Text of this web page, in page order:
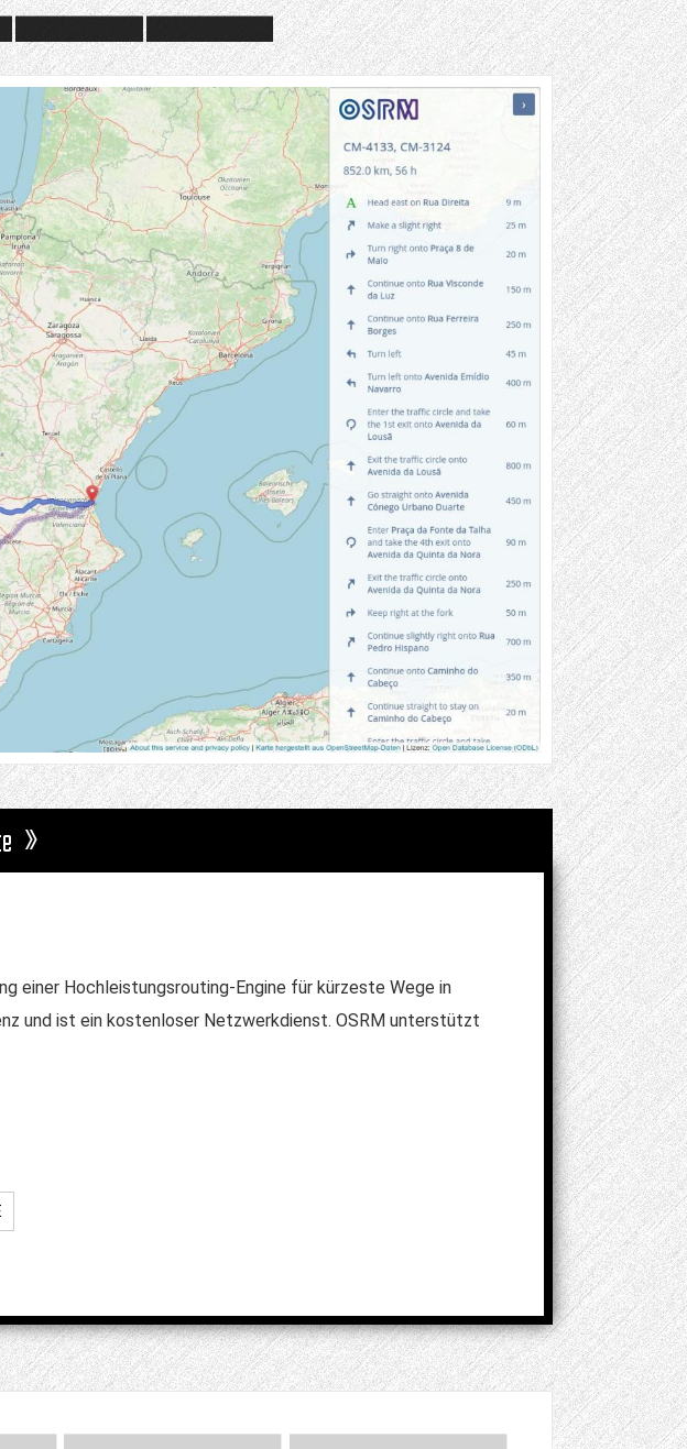
»
einer Hochleistungsrouting-Engine für kürzeste Wege in
und ist ein kostenloser Netzwerkdienst. OSRM unterstützt